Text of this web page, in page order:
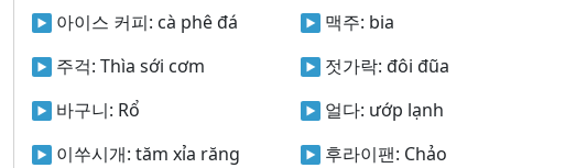
아이스 커피: cà phê đá
주걱: Thìa sới cơm
바구니: Rổ
이쑤시개: tăm xỉa răng
맥주: bia
젓가락: đôi đũa
얼다: ướp lạnh
후라이팬: Chảo